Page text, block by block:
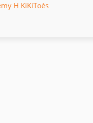
H KiKiToès